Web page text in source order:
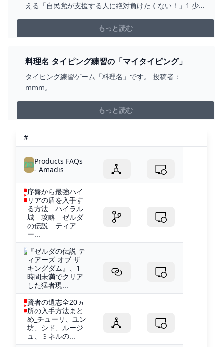
える「自民党が支援する人に絶対負けたくない！」1 少考
東京都知事選（20日告示、7月7日投開票）への立候補を
表明している立憲民主党の蓮舫参院議員
もっと読む
料理名 タイピング練習の「マイタイピング」
タイピング練習ゲーム「料理名」です。 投稿者：
mmm。
もっと読む
#
Products FAQs
- Amadis
序盤から最強ハイ
リアの盾を入手す
る方法 ハイラル
城 攻略 ゼルダ
の伝説 ティア
ー...
『ゼルダの伝説 テ
ィアーズ オブ ザ
キングダム』、1
時間未満でクリア
した猛者現...
賢者の遺志全20ヵ
所の入手方法まと
め_チューリ、ユン
坊、シド、ルージ
ュ、ミネルの...